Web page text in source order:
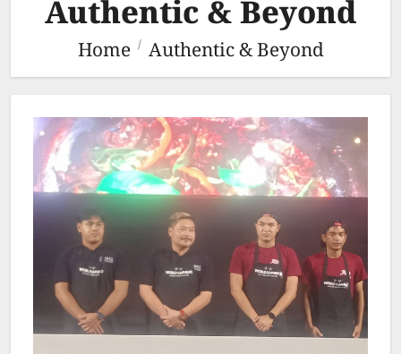
Authentic & Beyond
Home Authentic & Beyond